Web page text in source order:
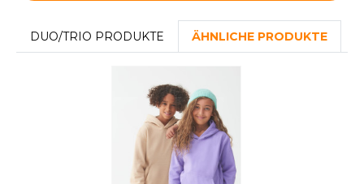
TEXTILE
DUO/TRIO PRODUKTE ÄHNLICHE PRODUKTE